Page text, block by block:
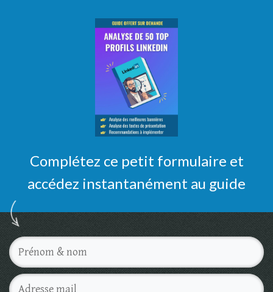
Complétez ce petit formulaire et
accédez instantanément au guide